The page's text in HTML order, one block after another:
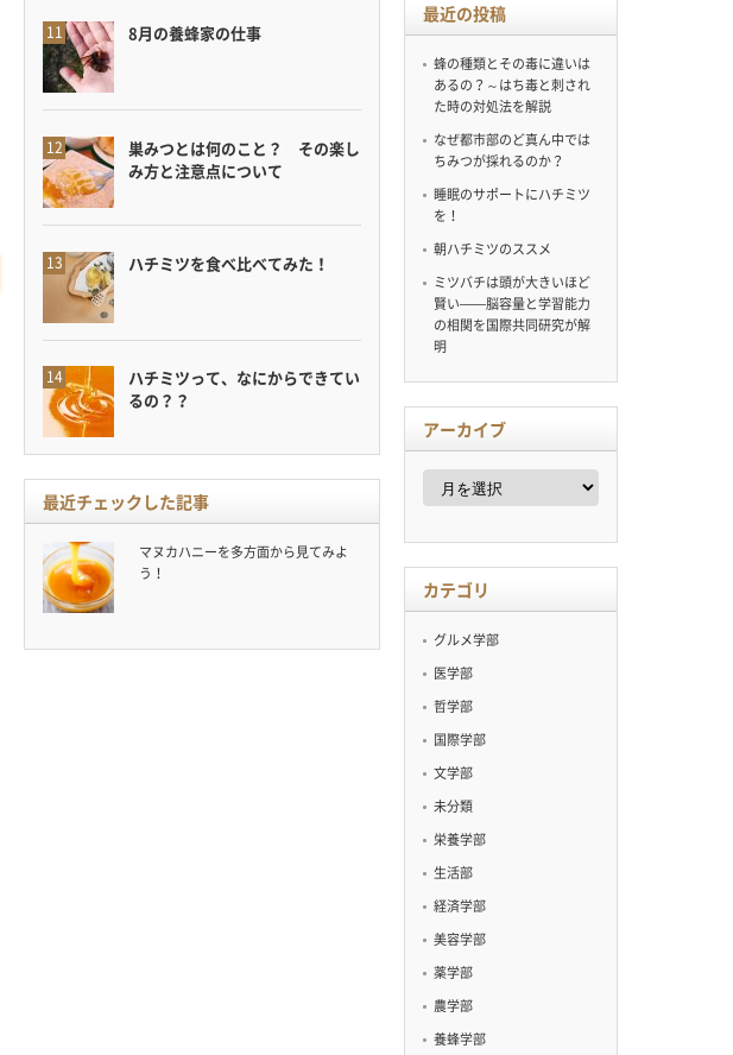
8月の養蜂家の仕事
巣みつとは何のこと？ その楽し
み方と注意点について
ハチミツを食べ比べてみた！
ハチミツって、なにからできてい
るの？？
最近チェックした記事
マヌカハニーを多方面から見てみよ
う！
最近の投稿
蜂の種類とその毒に違いは
あるの？～はち毒と刺され
た時の対処法を解説
なぜ都市部のど真ん中では
ちみつが採れるのか？
睡眠のサポートにハチミツ
を！
朝ハチミツのススメ
ミツバチは頭が大きいほど
賢い——脳容量と学習能力
の相関を国際共同研究が解
明
アーカイブ
ア
イ
カテゴリ
グルメ学部
医学部
哲学部
国際学部
文学部
未分類
栄養学部
生活部
経済学部
美容学部
薬学部
農学部
養蜂学部